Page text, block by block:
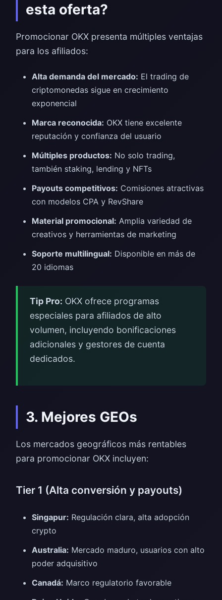
esta oferta?
Promocionar OKX presenta múltiples ventajas
para los afiliados:
Alta demanda del mercado: El trading de
criptomonedas sigue en crecimiento
exponencial
Marca reconocida: OKX tiene excelente
reputación y confianza del usuario
Múltiples productos: No solo trading,
también staking, lending y NFTs
Payouts competitivos: Comisiones atractivas
con modelos CPA y RevShare
Material promocional: Amplia variedad de
creativos y herramientas de marketing
Soporte multilingual: Disponible en más de
20 idiomas
Tip Pro: OKX ofrece programas
especiales para afiliados de alto
volumen, incluyendo bonificaciones
adicionales y gestores de cuenta
dedicados.
3. Mejores GEOs
Los mercados geográficos más rentables
para promocionar OKX incluyen:
Tier 1 (Alta conversión y payouts)
Singapur: Regulación clara, alta adopción
crypto
Australia: Mercado maduro, usuarios con alto
poder adquisitivo
Canadá: Marco regulatorio favorable